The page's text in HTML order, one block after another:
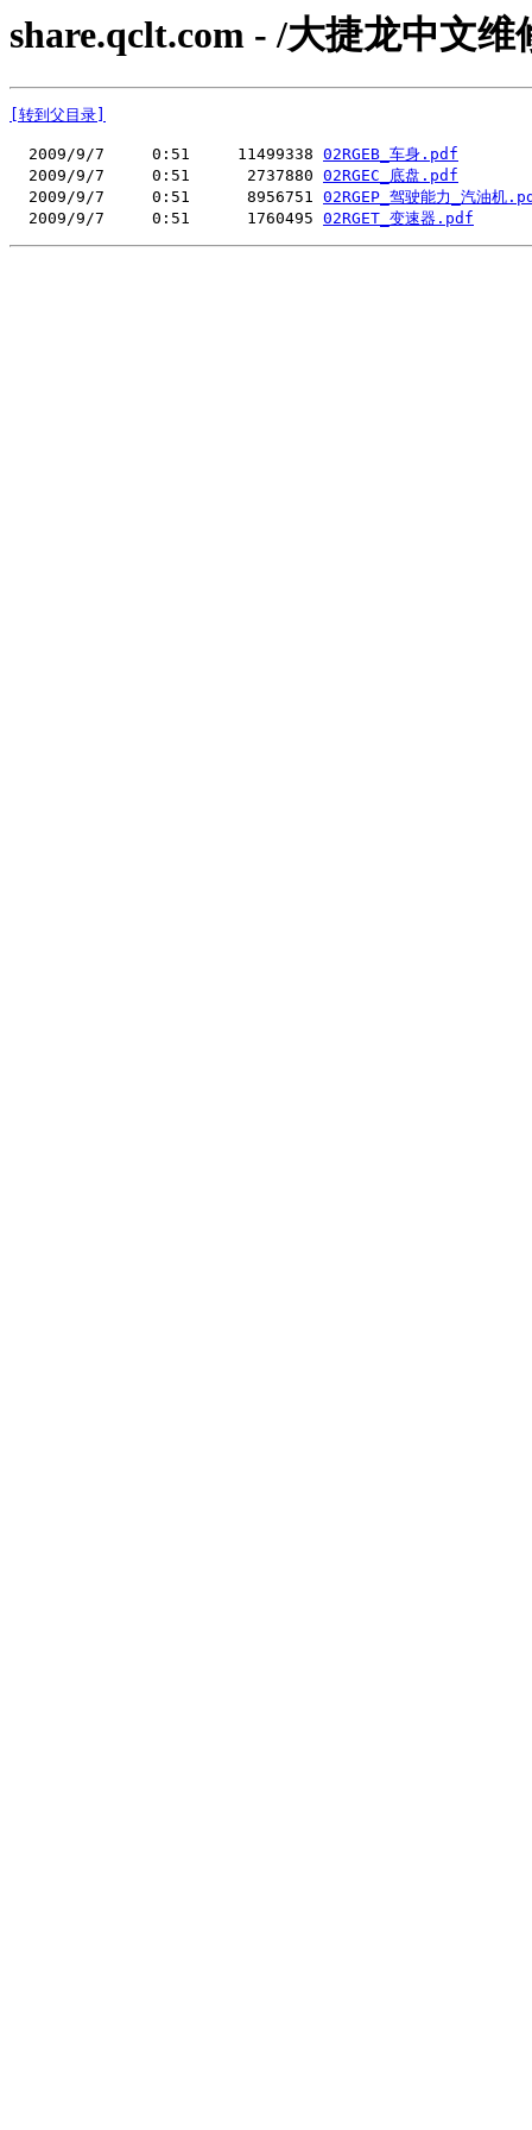
share.qclt.com - /大捷龙中文
[转到父目录]
  2009/9/7     0:51     11499338
02RGEB_车身.pdf
  2009/9/7     0:51      2737880
02RGEC_底盘.pdf
  2009/9/7     0:51      8956751
02RGEP_驾驶能力_汽油机
  2009/9/7     0:51      1760495
02RGET_变速器.pdf